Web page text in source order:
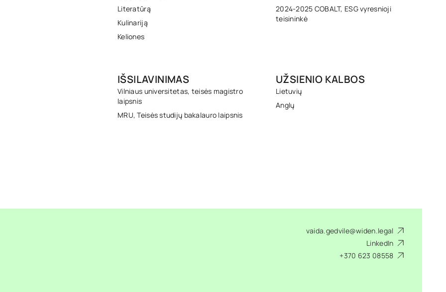
Literatūrą
Kulinariją
Keliones
2024-2025 COBALT, ESG vyresnioji
teisininkė
IŠSILAVINIMAS
Vilniaus universitetas, teisės magistro
laipsnis
MRU, Teisės studijų bakalauro laipsnis
UŽSIENIO KALBOS
Lietuvių
Anglų
vaida.gedvile@widen.legal
LinkedIn
+370 623 08558